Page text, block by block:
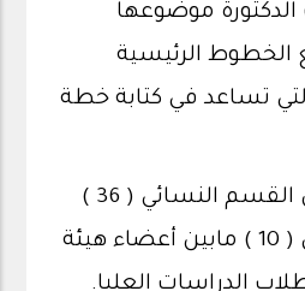
موضوعها
الرئيسية
تساعد في كتابة خطة
كان عدد الحضور من القسم النسائي ( 36 )
ومن القسم الرجالي ( 10 ) مابين أعضاء هيئة
الدراسات العليا.